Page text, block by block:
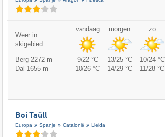
Weer in
skigebied
vandaag morgen zo
Berg 2272 m 9/22 °C 13/25 °C 10/24 °C
Dal 1655 m
10/26 °C 14/29 °C 11/28 °C
Boí Taüll
Europa Spanje Catalonië Lleida